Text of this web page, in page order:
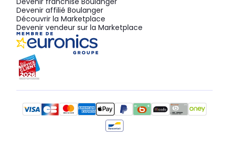
Devenir affilié Boulanger
Découvrir la Marketplace
Devenir vendeur sur la Marketplace